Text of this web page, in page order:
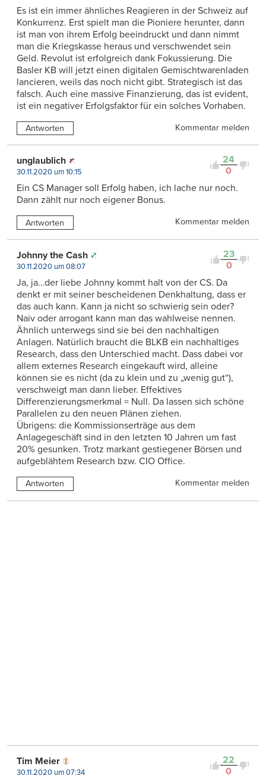
Es ist ein immer ähnliches Reagieren in der Schweiz auf
Konkurrenz. Erst spielt man die Pioniere herunter, dann
ist man von ihrem Erfolg beeindruckt und dann nimmt
man die Kriegskasse heraus und verschwendet sein
Geld. Revolut ist erfolgreich dank Fokussierung. Die
Basler KB will jetzt einen digitalen Gemischtwarenladen
lancieren, weils das noch nicht gibt. Strategisch ist das
falsch. Auch eine massive Finanzierung, das ist evident,
ist ein negativer Erfolgsfaktor für ein solches Vorhaben.
Antworten Kommentar melden
24
0
unglaublich
30.11.2020 um 10:15
Ein CS Manager soll Erfolg haben, ich lache nur noch.
Dann zählt nur noch eigener Bonus.
Antworten Kommentar melden
23
0
Johnny the Cash
30.11.2020 um 08:07
Ja, ja…der liebe Johnny kommt halt von der CS. Da
denkt er mit seiner bescheidenen Denkhaltung, dass er
das auch kann. Kann ja nicht so schwierig sein oder?
Naiv oder arrogant kann man das wahlweise nennen.
Ähnlich unterwegs sind sie bei den nachhaltigen
Anlagen. Natürlich braucht die BLKB ein nachhaltiges
Research, dass den Unterschied macht. Dass dabei vor
allem externes Research eingekauft wird, alleine
können sie es nicht (da zu klein und zu „wenig gut“),
verschweigt man dann lieber. Effektives
Differenzierungsmerkmal = Null. Da lassen sich schöne
Parallelen zu den neuen Plänen ziehen.
Übrigens: die Kommissionserträge aus dem
Anlagegeschäft sind in den letzten 10 Jahren um fast
20% gesunken. Trotz markant gestiegener Börsen und
aufgeblähtem Research bzw. CIO Office.
Antworten Kommentar melden
22
0
Tim Meier
30.11.2020 um 07:34